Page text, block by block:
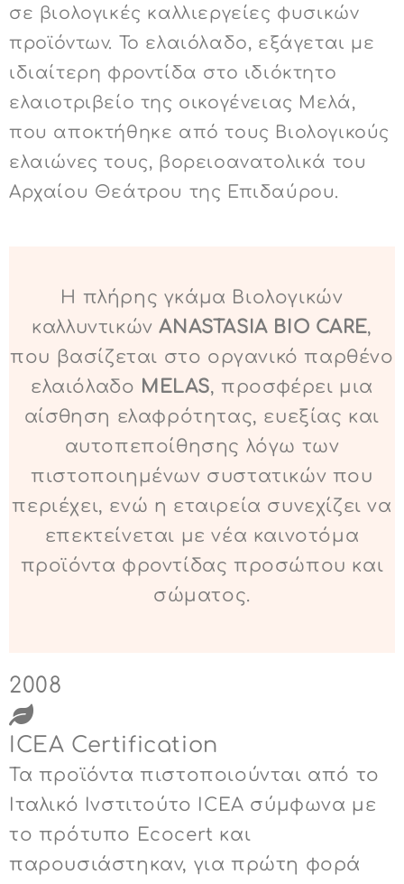
σε βιολογικές καλλιεργείες φυσικών
προϊόντων. Το ελαιόλαδο, εξάγεται με
ιδιαίτερη φροντίδα στο ιδιόκτητο
ελαιοτριβείο της οικογένειας Μελά,
που αποκτήθηκε από τους Βιολογικούς
ελαιώνες τους, βορειοανατολικά του
Αρχαίου Θεάτρου της Επιδαύρου.
Η πλήρης γκάμα Βιολογικών
καλλυντικώνANASTASIA BIO CARE,
που βασίζεται στο οργανικό παρθένο
ελαιόλαδο MELAS, προσφέρει μια
αίσθηση ελαφρότητας, ευεξίας και
αυτοπεποίθησης λόγω των
πιστοποιημένων συστατικών που
περιέχει, ενώ η εταιρεία συνεχίζει να
επεκτείνεται με νέα καινοτόμα
προϊόντα φροντίδας προσώπου και
σώματος.
2008
ICEA Certification
Τα προϊόντα πιστοποιούνται από το
Ιταλικό Ινστιτούτο ICEA σύμφωνα με
το πρότυπο Ecocert και
παρουσιάστηκαν, για πρώτη φορά